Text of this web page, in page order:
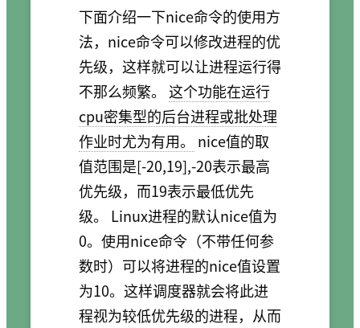
下面介绍一下nice命令的使用方
法，nice命令可以修改进程的优
先级，这样就可以让进程运行得
不那么频繁。 这个功能在运行
cpu密集型的后台进程或批处理
作业时尤为有用。
nice值的取
值范围是[-20,19],-20表示最高
优先级，而19表示最低优先
级。 Linux进程的默认nice值为
0。使用nice命令（不带任何参
数时）可以将进程的nice值设置
为10。这样调度器就会将此进
程视为较低优先级的进程，从而